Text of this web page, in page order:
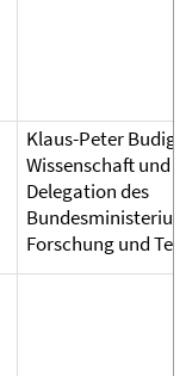
Klaus-Peter Budig
Wissenschaft und
Delegation des
Forschung und